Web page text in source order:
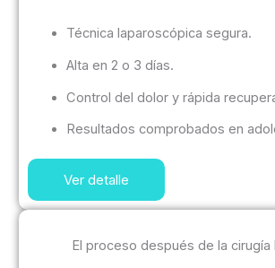
Técnica laparoscópica segura.
Alta en 2 o 3 días.
Control del dolor y rápida
Resultados comprobados en
Ver detalle
El proceso después de la cirugía